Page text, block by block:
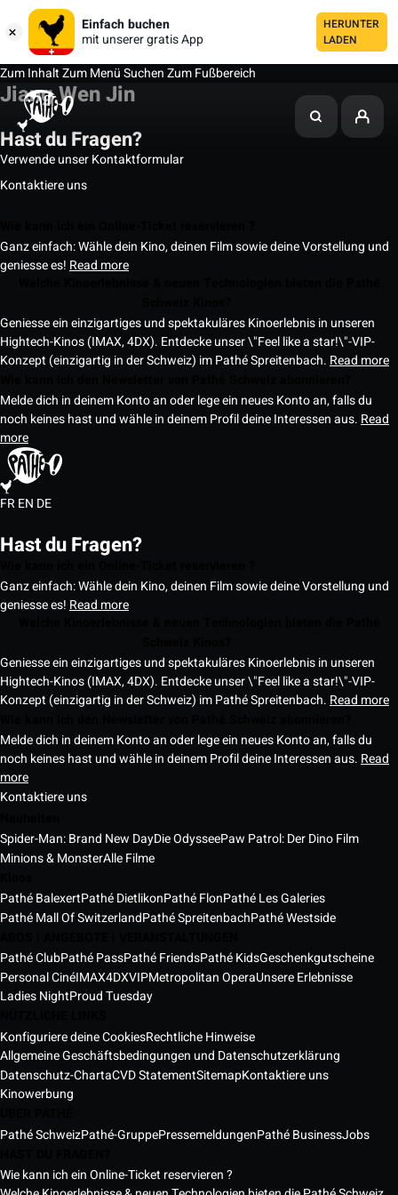
Einfach buchen
mit unserer gratis App
HERUNTER
LADEN
Zum InhaltZum MenüSuchenZum Fußbereich
Jiang Wen Jin
Hast du Fragen?
Verwende unser Kontaktformular
Kontaktiere uns
Ganz einfach: Wähle dein Kino, deinen Film sowie deine Vorstellung und
geniesse es! Read more
Geniesse ein einzigartiges und spektakuläres Kinoerlebnis in unseren
Hightech-Kinos (IMAX, 4DX). Entdecke unser \"Feel like a star!\"-VIP-
Konzept (einzigartig in der Schweiz) im Pathé Spreitenbach. Read more
Melde dich in deinem Konto an oder lege ein neues Konto an, falls du
noch keines hast und wähle in deinem Profil deine Interessen aus. Read
more
FREN DE
Hast du Fragen?
Ganz einfach: Wähle dein Kino, deinen Film sowie deine Vorstellung und
geniesse es! Read more
Geniesse ein einzigartiges und spektakuläres Kinoerlebnis in unseren
Hightech-Kinos (IMAX, 4DX). Entdecke unser \"Feel like a star!\"-VIP-
Konzept (einzigartig in der Schweiz) im Pathé Spreitenbach. Read more
Melde dich in deinem Konto an oder lege ein neues Konto an, falls du
noch keines hast und wähle in deinem Profil deine Interessen aus. Read
more
Kontaktiere uns
Spider-Man: Brand New DayDie OdysseePaw Patrol: Der Dino Film
Minions & MonsterAlle Filme
Pathé BalexertPathé DietlikonPathé FlonPathé Les Galeries
Pathé Mall Of SwitzerlandPathé SpreitenbachPathé Westside
Pathé ClubPathé PassPathé FriendsPathé KidsGeschenkgutscheine
Personal CinéIMAX4DXVIPMetropolitan OperaUnsere Erlebnisse
Ladies NightProud Tuesday
Konfiguriere deine CookiesRechtliche Hinweise
Allgemeine Geschäftsbedingungen und Datenschutzerklärung
Datenschutz-ChartaCVD StatementSitemapKontaktiere uns
Kinowerbung
Pathé SchweizPathé-GruppePressemeldungenPathé BusinessJobs
Wie kann ich ein Online-Ticket reservieren ?